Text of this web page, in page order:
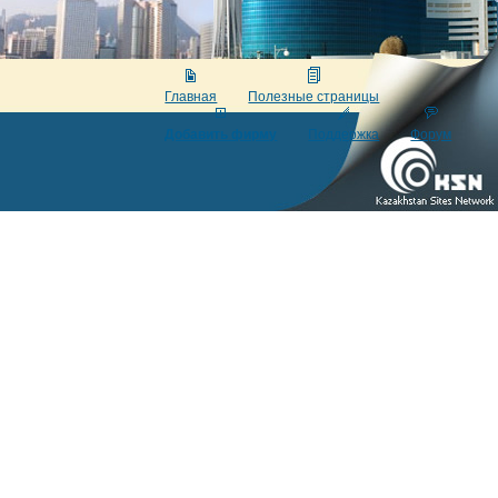
Главная Полезные страницы
Добавить фирму Поддержка Форум